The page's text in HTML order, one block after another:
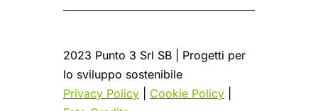
2023 Punto 3 Srl SB | Progetti per
lo sviluppo sostenibile
Privacy Policy
Cookie Policy